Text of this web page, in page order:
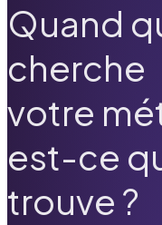
Quand
cherche
votre
est-ce
trouve ?